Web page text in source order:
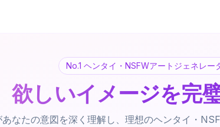
No.1 ヘンタイ・NSFWアートジェネレー
欲しいイメージを完
なたの意図を深く理解し、理想のヘンタイ・